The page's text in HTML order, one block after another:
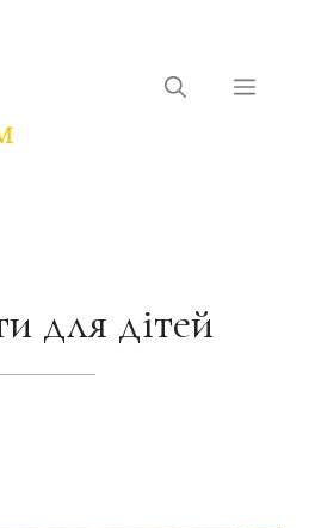
Меню
для дітей